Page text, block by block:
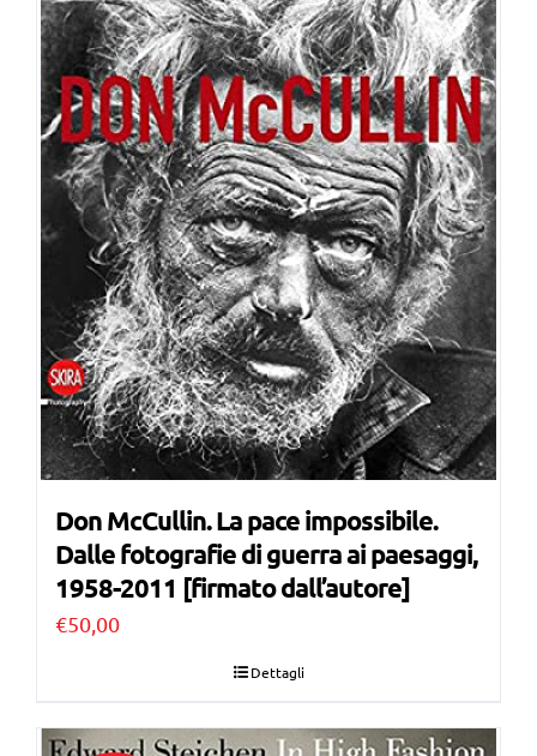
Don McCullin. La pace impossibile.
Dalle fotografie di guerra ai paesaggi,
1958-2011 [firmato dall’autore]
€50,00
Dettagli